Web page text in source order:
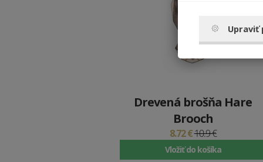
Drevená brošňa Hare
Brooch
8.72 €10.9 €
Vložiť do košíka
Upraviť